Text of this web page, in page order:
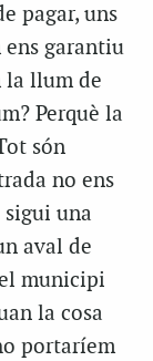
pagar, uns
ens garantiu
la llum de
Perquè la
són
no ens
una
aval de
municipi
la cosa
portaríem